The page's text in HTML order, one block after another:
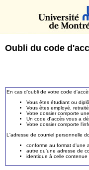
Oubli du code
En cas d'oubli de votre code
Vous êtes étudiant ou
Vous êtes employé,
Votre dossier comporte
Un code d'accès vous a
Votre dossier comporte
L'adresse de courriel personnelle
conforme au format d'une
autre qu'une adresse de
identique à celle